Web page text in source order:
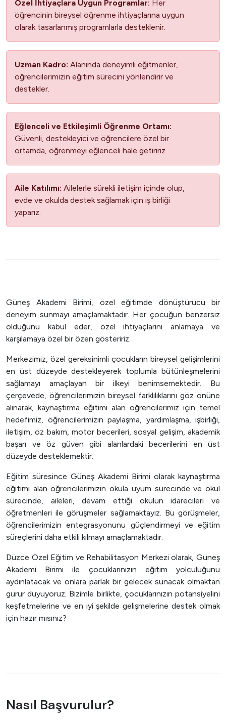
Özel İhtiyaçlara Uygun Programlar: Her
öğrencinin bireysel öğrenme ihtiyaçlarına uygun
olarak tasarlanmış programlarla desteklenir.
Uzman Kadro: Alanında deneyimli eğitmenler,
öğrencilerimizin eğitim sürecini yönlendirir ve
destekler.
Eğlenceli ve Etkileşimli Öğrenme Ortamı:
Güvenli, destekleyici ve öğrencilere özel bir
ortamda, öğrenmeyi eğlenceli hale getiririz.
Aile Katılımı: Ailelerle sürekli iletişim içinde olup,
evde ve okulda destek sağlamak için iş birliği
yaparız.
Güneş Akademi Birimi, özel eğitimde dönüştürücü bir
deneyim sunmayı amaçlamaktadır. Her çocuğun benzersiz
olduğunu kabul eder, özel ihtiyaçlarını anlamaya ve
karşılamaya özel bir özen gösteririz.
Merkezimiz, özel gereksinimli çocukların bireysel gelişimlerini
en üst düzeyde destekleyerek toplumla bütünleşmelerini
sağlamayı amaçlayan bir ilkeyi benimsemektedir. Bu
çerçevede, öğrencilerimizin bireysel farklılıklarını göz önüne
alınarak, kaynaştırma eğitimi alan öğrencilerimiz için temel
hedefimiz, öğrencilerimizin paylaşma, yardımlaşma, işbirliği,
iletişim, öz bakım, motor becerileri, sosyal gelişim, akademik
başarı ve öz güven gibi alanlardaki becerilerini en üst
düzeyde desteklemektir.
Eğitim süresince Güneş Akademi Birimi olarak kaynaştırma
eğitimi alan öğrencilerimizin okula uyum sürecinde ve okul
sürecinde, aileleri, devam ettiği okulun idarecileri ve
öğretmenleri ile görüşmeler sağlamaktayız. Bu görüşmeler,
öğrencilerimizin entegrasyonunu güçlendirmeyi ve eğitim
süreçlerini daha etkili kılmayı amaçlamaktadır.
Düzce Özel Eğitim ve Rehabilitasyon Merkezi olarak, Güneş
Akademi Birimi ile çocuklarınızın eğitim yolculuğunu
aydınlatacak ve onlara parlak bir gelecek sunacak olmaktan
gurur duyuyoruz. Bizimle birlikte, çocuklarınızın potansiyelini
keşfetmelerine ve en iyi şekilde gelişmelerine destek olmak
için hazır mısınız?
Nasıl Başvurulur?